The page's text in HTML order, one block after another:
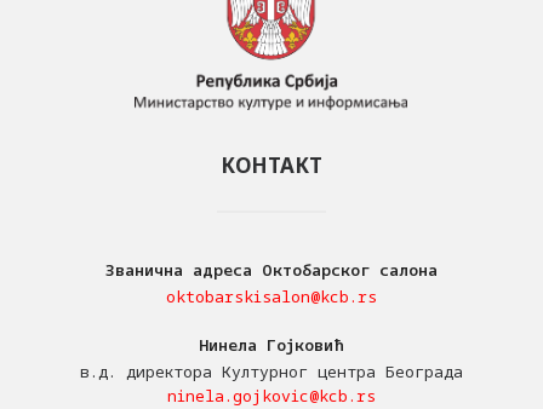
КОНТАКТ
Званична адреса Октобарског салона
oktobarskisalon@kcb.rs
Нинела Гојковић
в.д. директора Културног центра Београда
ninela.gojkovic@kcb.rs